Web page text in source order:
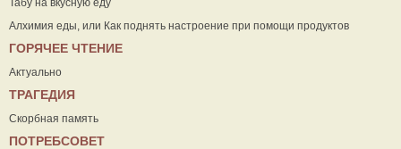
Табу на вкусную еду
Алхимия еды, или Как поднять настроение при помощи продуктов
ГОРЯЧЕЕ ЧТЕНИЕ
Актуально
ТРАГЕДИЯ
Скорбная память
ПОТРЕБСОВЕТ